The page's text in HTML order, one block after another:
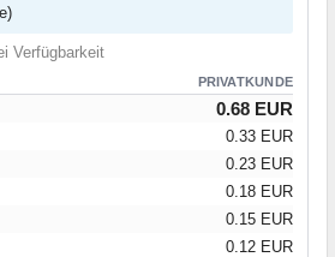
Verfügbarkeit
PRIVATKUNDE
0.68 EUR
0.33 EUR
0.23 EUR
0.18 EUR
0.15 EUR
0.12 EUR